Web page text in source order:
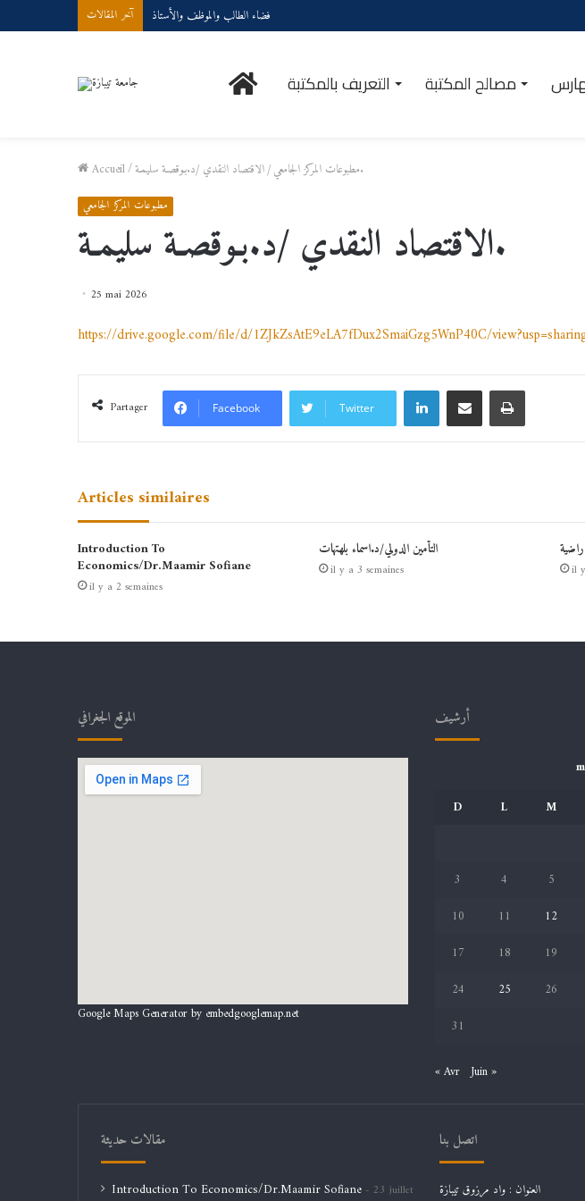
آخر المقالات فضاء الطالب والموظف والأستاذ
الرئيسيةالتعريف بالمكتبة مصالح المكتبة
Accueil/ مطبوعات المركز الجامعي/ الاقتصاد النقدي /د.بـوقصـة سليمـة.
مطبوعات المركز الجامعي
الاقتصاد النقدي /د.بـوقصـة سليمـة.
25 mai 2026
https://drive.google.com/file/d/1ZJkZsAtE9eLA7fDux2SmaiGzg5WnP40C/
Partager Facebook Twitter
Linkedin Partager par email Imprimer
Articles similaires
Introduction To
Economics/Dr.Maamir Sofiane
il y a 2 semaines
التأمين الدولي/د.اسماء بلهتهات
il y a 3 semaines il
الموقع الجغرافي
Google Maps Generator by embedgooglemap.net
أرشيف
D
L M
3
4 5
10
11 12
17
18 19
24
25 26
31
« Avr Juin »
مقالات حديثة
Introduction To Economics/Dr.Maamir Sofiane
23 juillet
اتصل بنا
العنوان : واد مرزوق تيبازة